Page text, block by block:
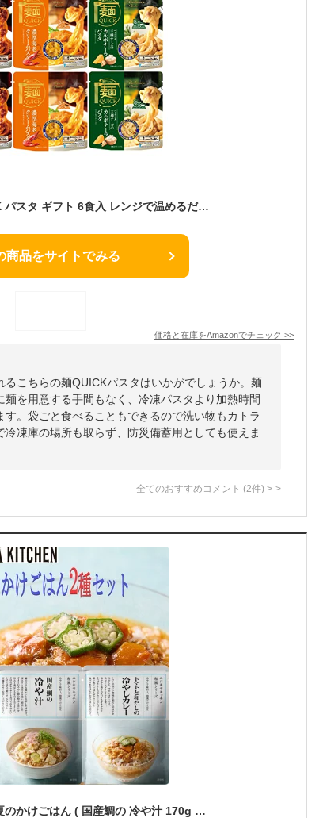
Tablestock 麺QUICK パスタ ギフト 6食入 レンジで温めるだけ! （３種x各２【A】）
商品をサイトでみる
価格と在庫をAmazonでチェック >>
こちらの麺QUICKパスタはいかがでしょうか。麺
を用意する手間もなく、冷凍パスタより加熱時間
。袋ごと食べることもできるので洗い物もカトラ
凍庫の場所も取らず、防災備蓄用としても使えま
全てのおすすめコメント (2件) >
2種セット にしきや 夏のかけごはん ( 国産鯛の 冷や汁 170g ・ トマトと和だしの 冷やし カレー 160g ) レトルト 高級 無添加 化学調味料不使用 宮崎 食べ比べ ギフト プレゼント 暑中見舞い 備蓄 ストック